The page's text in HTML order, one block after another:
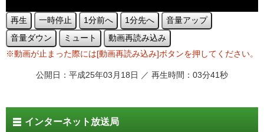
再生 一時停止 1分前へ 1分先へ
音量アップ
音量ダウン
ミュート
動画再読み込み
※動画が止まった際には[動画再読み込み]ボタンを押してください。
公開日：平成25年03月18日 ／ 再生時間：03分41秒
インターネット放送局